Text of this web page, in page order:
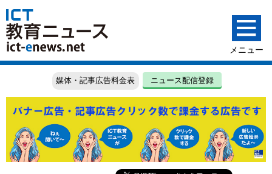
媒体・記事広告料金表 ニュース配信登録